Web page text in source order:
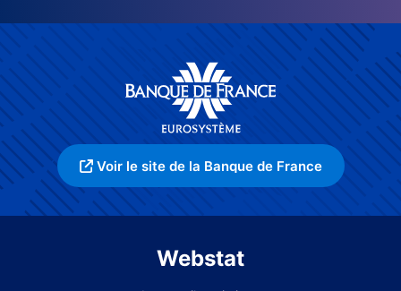
Voir le site de la Banque de France
Webstat